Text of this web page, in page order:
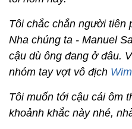
Tôi chắc chắn người tiên
Nha chúng ta - Manuel
cậu dù ông đang ở đâu.
nhóm tay vợt vô địch
Tôi muốn tới cậu cái ôm
khoảnh khắc này nhé,